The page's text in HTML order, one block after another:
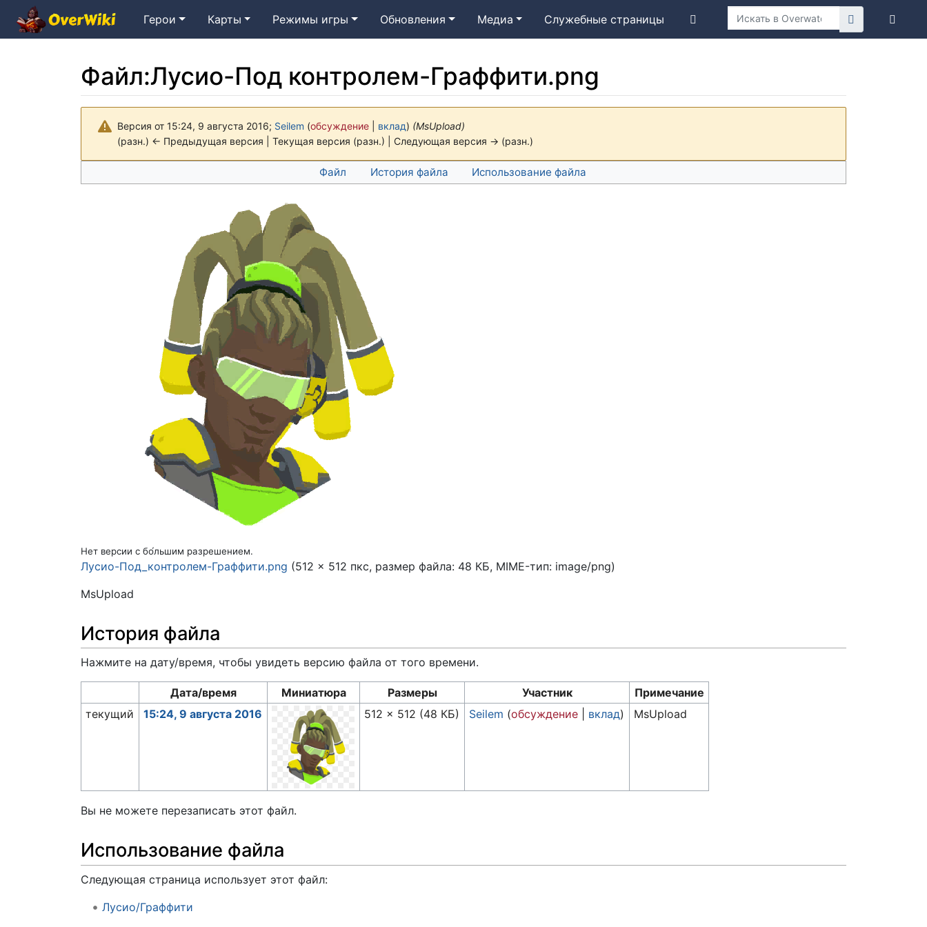
Герои Карты Режимы игры Обновления Медиа Служебные страницы
Файл:Лусио-Под контролем-Граффити.png
Версия от 15:24, 9 августа 2016; Seilem (обсуждение вклад) (MsUpload)
(разн.) ← Предыдущая версия | Текущая версия (разн.) | Следующая версия → (разн.)
Файл История файла Использование файла
Нет версии с бо́льшим разрешением.
Лусио-Под_контролем-Граффити.png (512 × 512 пкс, размер файла: 48 КБ, MIME-тип: image/png)
MsUpload
История файла
Нажмите на дату/время, чтобы увидеть версию файла от того времени.
Дата/время Миниатюра Размеры Участник
Примечание
текущий
15:24, 9 августа 2016 512 × 512 (48 КБ) Seilem (обсуждение вклад) MsUpload
Вы не можете перезаписать этот файл.
Использование файла
Следующая страница использует этот файл:
Лусио/Граффити